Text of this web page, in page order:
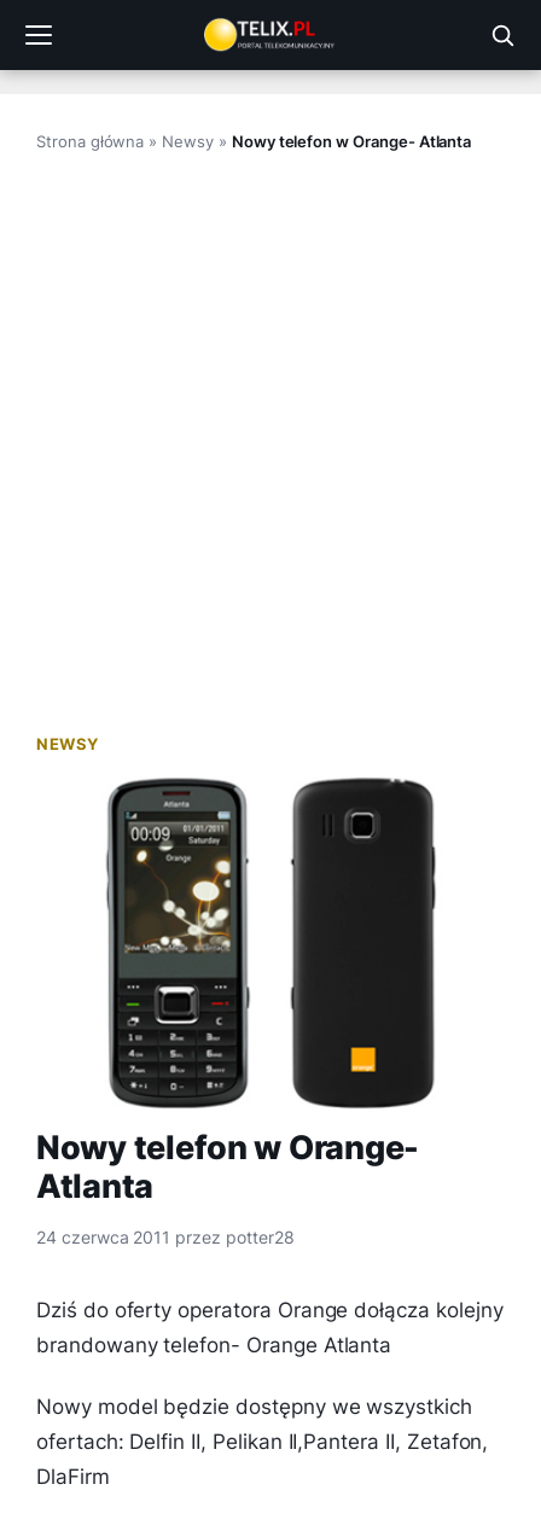
treści
Strona główna » Newsy» Nowy telefon w Orange- Atlanta
NEWSY
Nowy telefon w Orange-
Atlanta
24 czerwca 2011 przez potter28
Dziś do oferty operatora Orange dołącza kolejny
brandowany telefon- Orange Atlanta
Nowy model będzie dostępny we wszystkich
ofertach: Delfin II, Pelikan II,Pantera II, Zetafon,
DlaFirm